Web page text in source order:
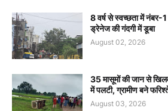
8 वर्ष से स्वच्छता में नंबर-1
ड्रेनेज की गंदगी में डूबा
August 02, 2026
35 मासूमों की जान से
में पलटी, ग्रामीण बने
August 03, 2026